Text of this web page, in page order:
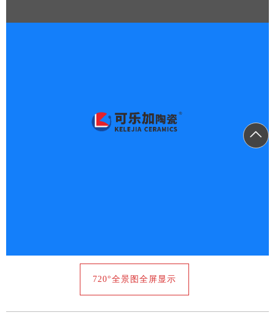
720°全景图全屏显示